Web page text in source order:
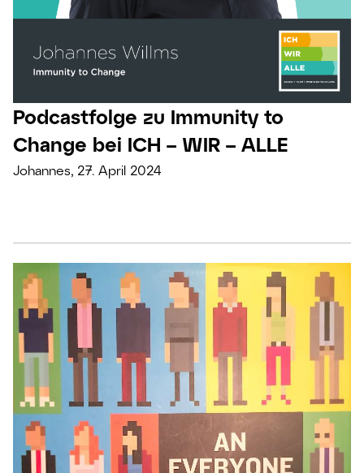
Podcastfolge zu Immunity to
Change bei ICH – WIR – ALLE
Johannes, 27. April 2024